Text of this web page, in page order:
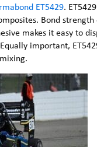
ET5429.
Bond
makes it easy to
important,